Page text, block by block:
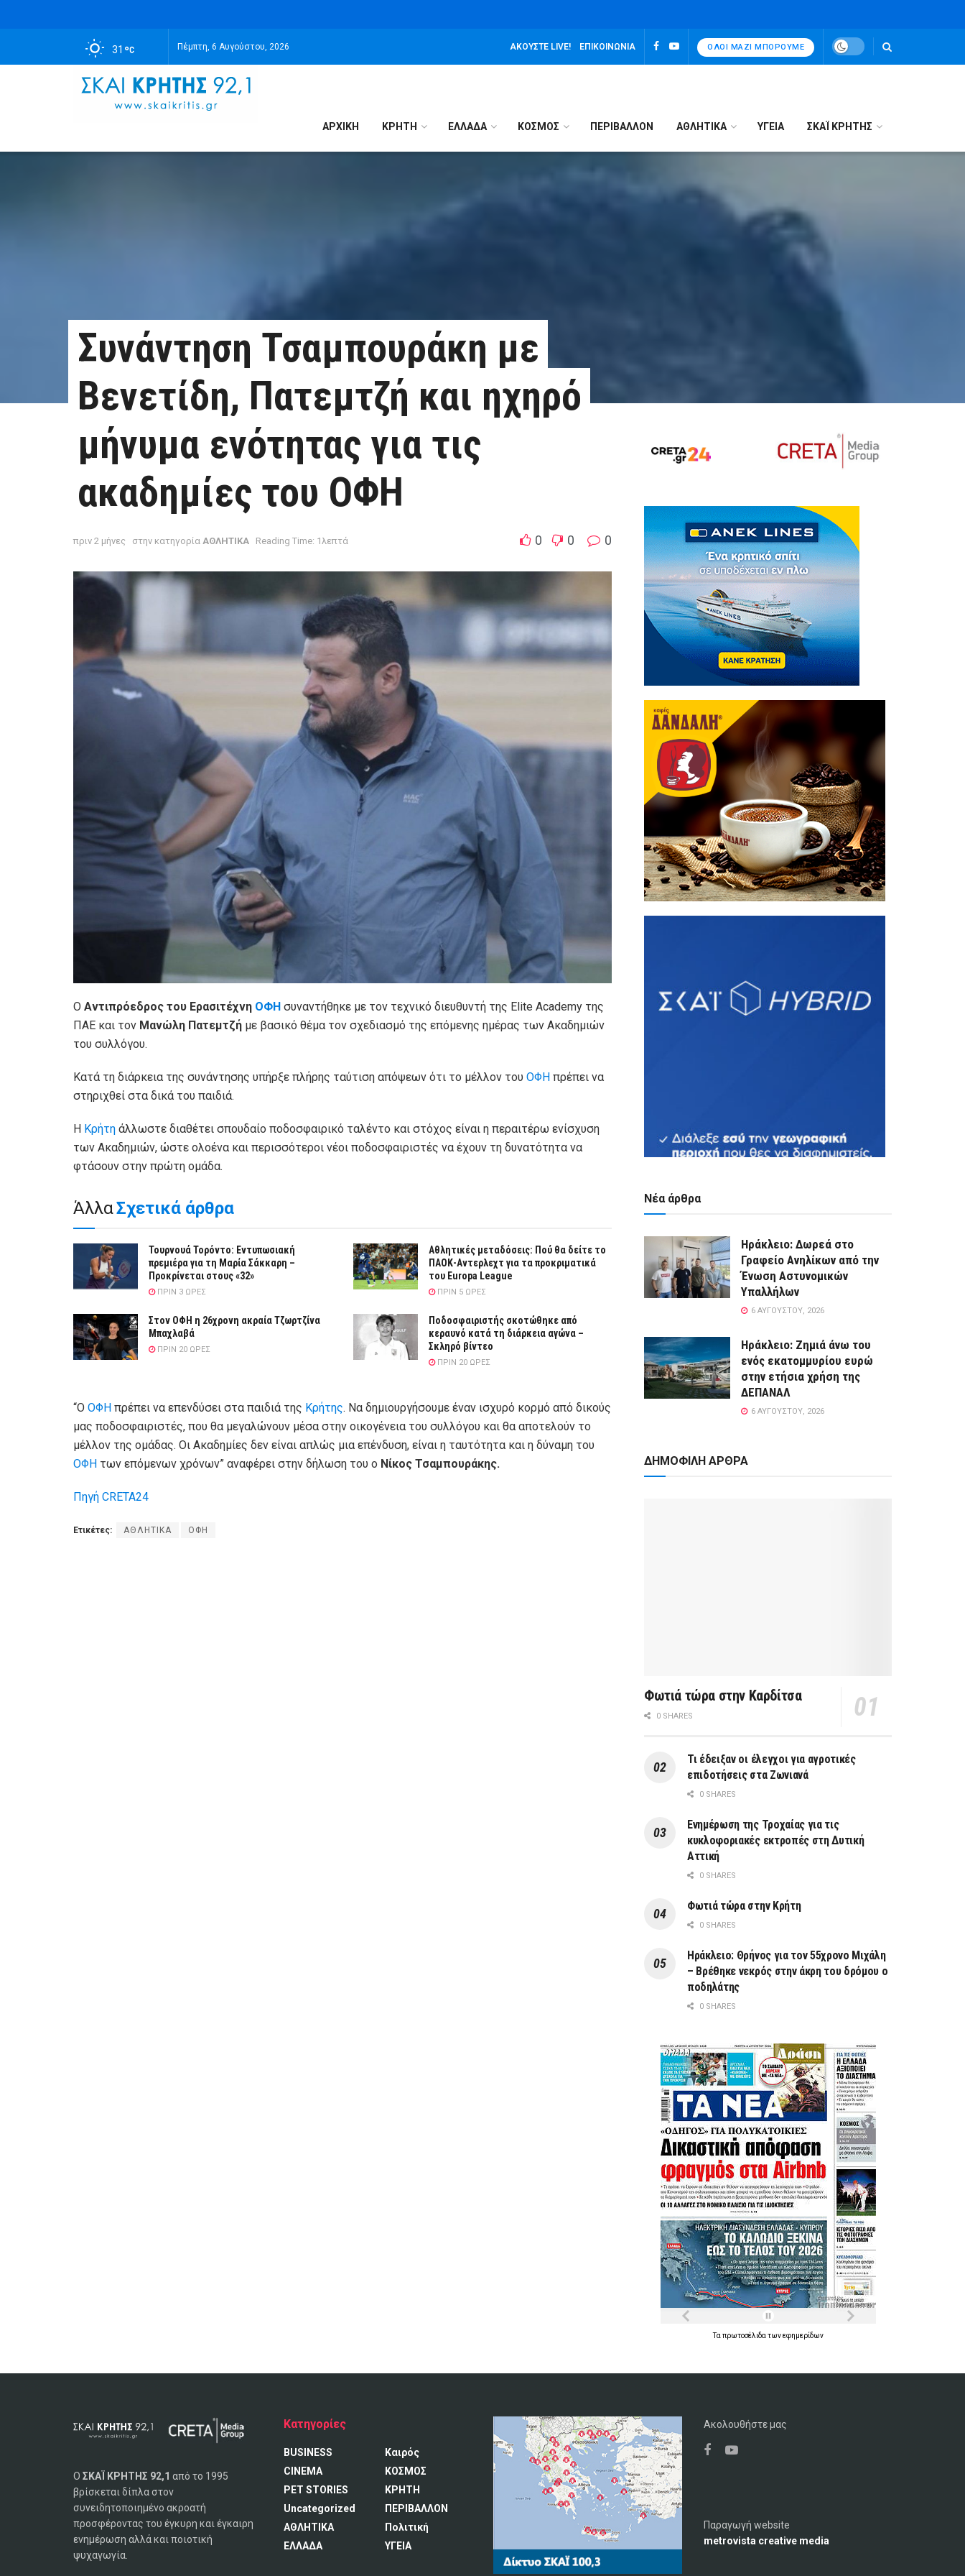
31 Πέμπτη, 6 Αυγούστου, 2026 ΑΚΟΎΣΤΕ LIVE! ΕΠΙΚΟΙΝΩΝΊΑ ΌΛΟΙ ΜΑΖΊ ΜΠΟΡΟΎΜΕ
ΑΡΧΙΚΉ ΚΡΗΤΗ ΕΛΛΑΔΑ ΚΟΣΜΟΣ ΠΕΡΙΒΑΛΛΟΝ ΑΘΛΗΤΙΚΑ ΥΓΕΙΑ ΣΚΑΪ ΚΡΗΤΗΣ
Συνάντηση Τσαμπουράκη με
Βενετίδη, Πατεμτζή και ηχηρό
μήνυμα ενότητας για τις
ακαδημίες του ΟΦΗ
πριν 2 μήνες στην κατηγορία ΑΘΛΗΤΙΚΑ Reading Time: 1λεπτά 0 0 0
Ο Αντιπρόεδρος του Ερασιτέχνη ΟΦΗ συναντήθηκε με τον τεχνικό διευθυντή της Elite Academy της
ΠΑΕ και τον Μανώλη Πατεμτζή με βασικό θέμα τον σχεδιασμό της επόμενης ημέρας των Ακαδημιών
του συλλόγου.
Κατά τη διάρκεια της συνάντησης υπήρξε πλήρης ταύτιση απόψεων ότι το μέλλον του ΟΦΗ πρέπει να
στηριχθεί στα δικά του παιδιά.
Η Κρήτη άλλωστε διαθέτει σπουδαίο ποδοσφαιρικό ταλέντο και στόχος είναι η περαιτέρω ενίσχυση
των Ακαδημιών, ώστε ολοένα και περισσότεροι νέοι ποδοσφαιριστές να έχουν τη δυνατότητα να
φτάσουν στην πρώτη ομάδα.
ΆλλαΣχετικά άρθρα
Τουρνουά Τορόντο: Εντυπωσιακή
πρεμιέρα για τη Μαρία Σάκκαρη –
Προκρίνεται στους «32»
ΠΡΙΝ 3 ΏΡΕΣ
Αθλητικές μεταδόσεις: Πού θα δείτε το
ΠΑΟΚ-Αντερλεχτ για τα προκριματικά
του Europa League
ΠΡΙΝ 5 ΏΡΕΣ
Στον ΟΦΗ η 26χρονη ακραία Τζωρτζίνα
Μπαχλαβά
ΠΡΙΝ 20 ΏΡΕΣ
Ποδοσφαιριστής σκοτώθηκε από
κεραυνό κατά τη διάρκεια αγώνα –
Σκληρό βίντεο
ΠΡΙΝ 20 ΏΡΕΣ
“Ο ΟΦΗ πρέπει να επενδύσει στα παιδιά της Κρήτης. Να δημιουργήσουμε έναν ισχυρό κορμό από δικούς
μας ποδοσφαιριστές, που θα μεγαλώνουν μέσα στην οικογένεια του συλλόγου και θα αποτελούν το
μέλλον της ομάδας. Οι Ακαδημίες δεν είναι απλώς μια επένδυση, είναι η ταυτότητα και η δύναμη του
ΟΦΗ των επόμενων χρόνων” αναφέρει στην δήλωση του ο Νίκος Τσαμπουράκης.
Πηγή CRETA24
Ετικέτες: ΑΘΛΗΤΙΚΑ ΟΦΗ
Νέα άρθρα
Ηράκλειο: Δωρεά στο
Γραφείο Ανηλίκων από την
Ένωση Αστυνομικών
Υπαλλήλων
6 ΑΥΓΟΎΣΤΟΥ, 2026
Ηράκλειο: Ζημιά άνω του
ενός εκατομμυρίου ευρώ
στην ετήσια χρήση της
ΔΕΠΑΝΑΛ
6 ΑΥΓΟΎΣΤΟΥ, 2026
ΔΗΜΟΦΙΛΗ ΑΡΘΡΑ
Φωτιά τώρα στην Καρδίτσα
0 SHARES
Τι έδειξαν οι έλεγχοι για αγροτικές
επιδοτήσεις στα Ζωνιανά
0 SHARES
Ενημέρωση της Τροχαίας για τις
κυκλοφοριακές εκτροπές στη Δυτική
Αττική
0 SHARES
Φωτιά τώρα στην Κρήτη
0 SHARES
Ηράκλειο: Θρήνος για τον 55χρονο Μιχάλη
– Βρέθηκε νεκρός στην άκρη του δρόμου ο
ποδηλάτης
0 SHARES
Τα πρωτοσέλιδα τωνεφημερίδων
Ο ΣΚΑΪ ΚΡΗΤΗΣ 92,1 από το 1995
βρίσκεται δίπλα στον
συνειδητοποιημένο ακροατή
προσφέροντας του έγκυρη και έγκαιρη
ενημέρωση αλλά και ποιοτική
ψυχαγωγία.
Κατηγορίες
BUSINESS
CINEMA
PET STORIES
Uncategorized
ΑΘΛΗΤΙΚΑ
ΕΛΛΑΔΑ
Καιρός
ΚΟΣΜΟΣ
ΚΡΗΤΗ
ΠΕΡΙΒΑΛΛΟΝ
Πολιτική
ΥΓΕΙΑ
Ακολουθήστε μας
Παραγωγή website
metrovista creative media